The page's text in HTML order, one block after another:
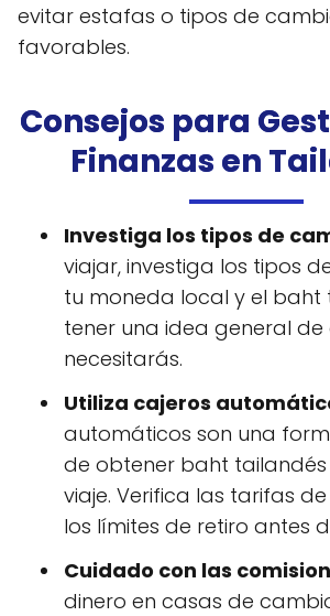
evitar estafas o tipos de
favorables.
Consejos para
Finanzas en
Investiga los tipos de
viajar, investiga los tipos
tu moneda local y el baht
tener una idea general
necesitarás.
Utiliza cajeros
automáticos son una
de obtener baht
viaje. Verifica las tarifas
los límites de retiro antes
Cuidado con las
dinero en casas de